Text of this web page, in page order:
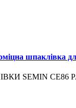
шпаклівка
CE86